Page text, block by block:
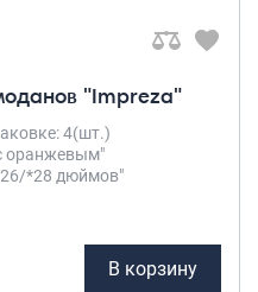
"Impreza"
4(шт.)
оранжевым"
*28 дюймов"
В корзину